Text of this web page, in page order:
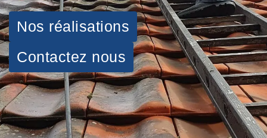
Nos réalisations
Contactez nous